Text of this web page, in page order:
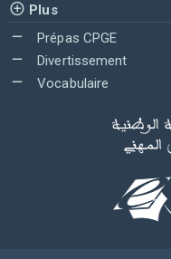
Plus
Prépas CPGE
Divertissement
Vocabulaire